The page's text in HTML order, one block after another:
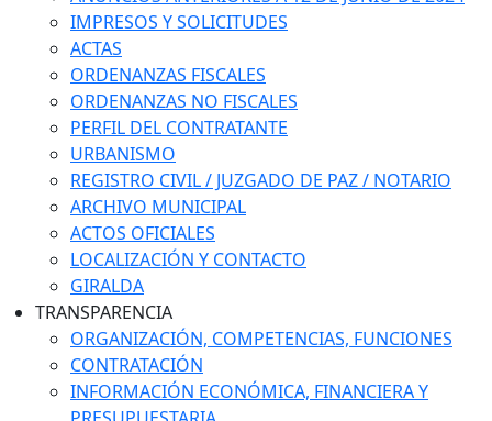
IMPRESOS Y SOLICITUDES
ACTAS
ORDENANZAS FISCALES
ORDENANZAS NO FISCALES
PERFIL DEL CONTRATANTE
URBANISMO
REGISTRO CIVIL / JUZGADO DE PAZ / NOTARIO
ARCHIVO MUNICIPAL
ACTOS OFICIALES
LOCALIZACIÓN Y CONTACTO
GIRALDA
TRANSPARENCIA
ORGANIZACIÓN, COMPETENCIAS, FUNCIONES
CONTRATACIÓN
INFORMACIÓN ECONÓMICA, FINANCIERA Y